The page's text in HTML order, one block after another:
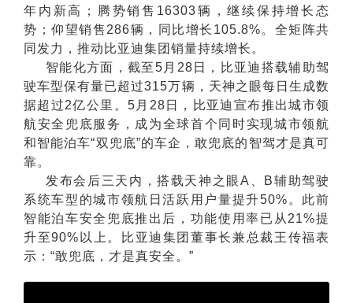
年内新高；腾势销售16303辆，继续保持增长态
势；仰望销售286辆，同比增长105.8%。全矩阵共
同发力，推动比亚迪集团销量持续增长。
智能化方面，截至5月28日，比亚迪搭载辅助驾
驶车型保有量已超过315万辆，天神之眼每日生成数
据超过2亿公里。5月28日，比亚迪宣布推出城市领
航安全兜底服务，成为全球首个同时实现城市领航
和智能泊车“双兜底”的车企，敢兜底的智驾才是真可
靠。
发布会后三天内，搭载天神之眼A、B辅助驾驶
系统车型的城市领航日活跃用户量提升50%。此前
智能泊车安全兜底推出后，功能使用率已从21%提
升至90%以上。比亚迪集团董事长兼总裁王传福表
示：“敢兜底，才是真安全。”